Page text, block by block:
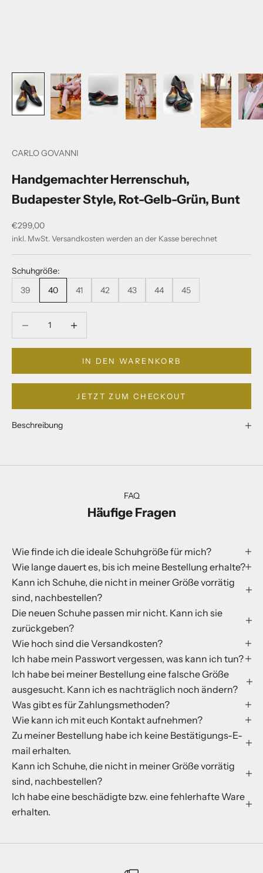
CARLO GOVANNI
Handgemachter Herrenschuh,
Budapester Style, Rot-Gelb-Grün, Bunt
Angebot
€299,00
inkl. MwSt.Versandkosten werden an der Kasse berechnet
Schuhgröße:
39
40 41 42 43 44 45
IN DEN WARENKORB
JETZT ZUM CHECKOUT
Beschreibung
FAQ
Häufige Fragen
Wie finde ich die ideale Schuhgröße für mich?
Wie lange dauert es, bis ich meine Bestellung erhalte?
Kann ich Schuhe, die nicht in meiner Größe vorrätig
sind, nachbestellen?
Die neuen Schuhe passen mir nicht. Kann ich sie
zurückgeben?
Wie hoch sind die Versandkosten?
Ich habe mein Passwort vergessen, was kann ich tun?
Ich habe bei meiner Bestellung eine falsche Größe
ausgesucht. Kann ich es nachträglich noch ändern?
Was gibt es für Zahlungsmethoden?
Wie kann ich mit euch Kontakt aufnehmen?
Zu meiner Bestellung habe ich keine Bestätigungs-E-
mail erhalten.
Kann ich Schuhe, die nicht in meiner Größe vorrätig
sind, nachbestellen?
Ich habe eine beschädigte bzw. eine fehlerhafte Ware
erhalten.